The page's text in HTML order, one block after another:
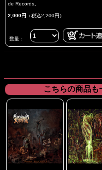
de Records。
2,000円 （税込2,200円）
数量：
こちらの商品も